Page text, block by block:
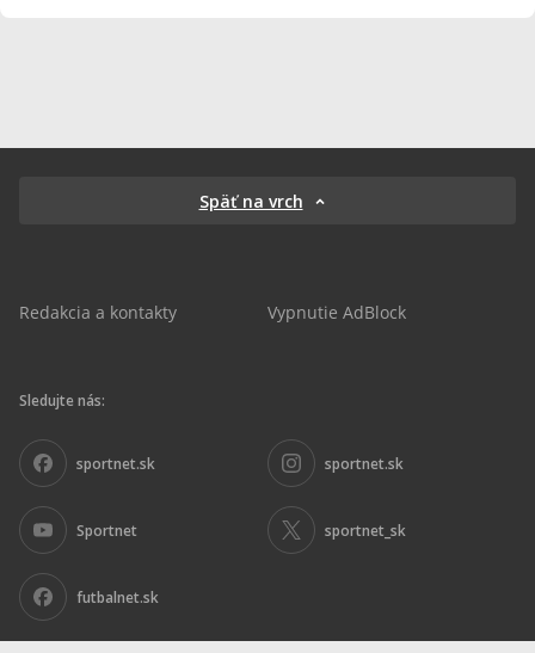
Späť na vrch
Redakcia a kontakty Vypnutie AdBlock
Sledujte nás:
sportnet.sk sportnet.sk
Sportnet sportnet_sk
futbalnet.sk